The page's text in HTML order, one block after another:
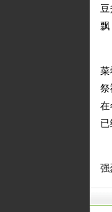
豆
飘
菜
祭
在
强